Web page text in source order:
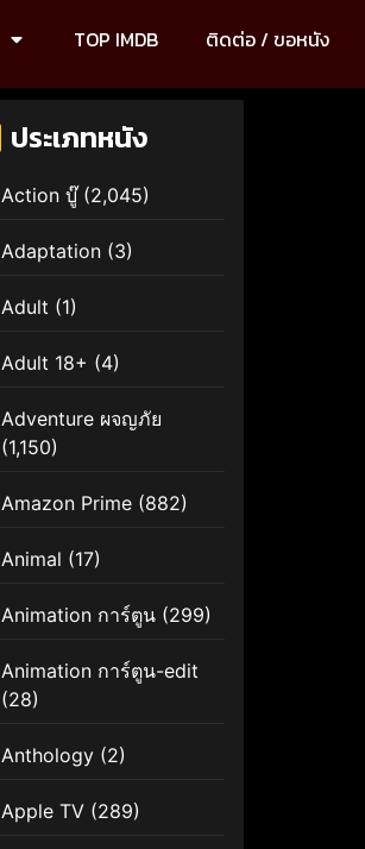
TOP IMDB ติดต่อ / ขอหนัง
ประเภทหนัง
Action บู๊(2,045)
Adaptation (3)
Adult (1)
Adult 18+ (4)
Adventure ผจญภัย
(1,150)
Amazon Prime (882)
Animal (17)
Animation การ์ตูน (299)
Animation การ์ตูน-edit
(28)
Anthology (2)
Apple TV (289)